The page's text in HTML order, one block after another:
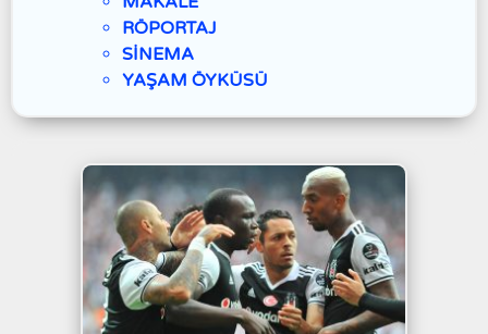
RÖPORTAJ
SİNEMA
YAŞAM ÖYKÜSÜ